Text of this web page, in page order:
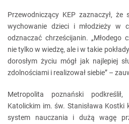
Przewodniczący KEP zaznaczył,
wychowanie dzieci i młodzieży w
odznaczać chrześcijanin. „Młodego
nie tylko w wiedzę, ale i w takie
dorosłym życiu mógł jak najlepiej
zdolnościami i realizował siebie” –
Metropolita poznański
Katolickim im. św. Stanisława Kostki
system nauczania i dużą wagę